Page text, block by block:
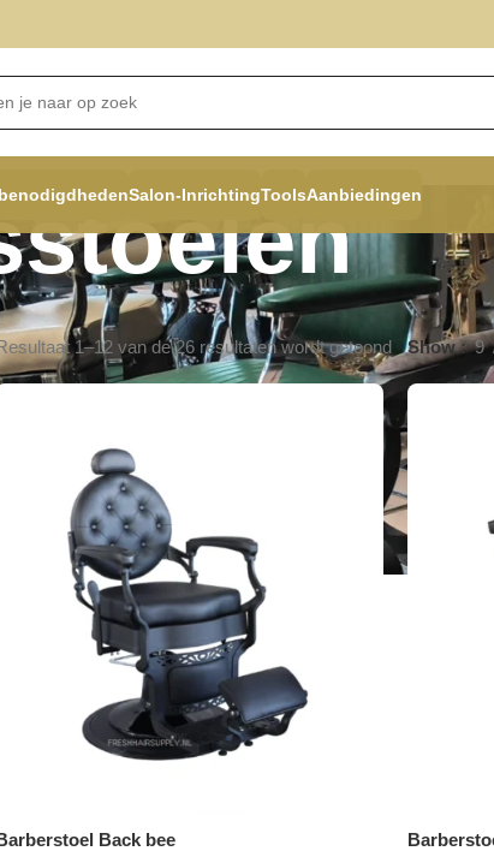
Salon-InrichtingToolsAanbiedingen
1–12 van de 26 resultaten wordt getoond Show 9
Back bee